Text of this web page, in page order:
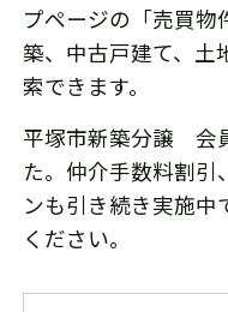
プページの「売買物
築、中古戸建て、土
索できます。
平塚市新築分譲 会
た。仲介手数料割引
ンも引き続き実施中
ください。